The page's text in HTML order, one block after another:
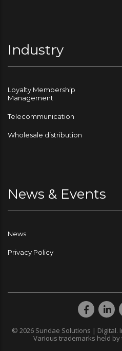
Industry
Loyalty Membership
Management
Telecommunication
Wholesale distribution
News & Events
News
Privacy Policy
© 2026 Sundae Solutions | Digital.
Various trademarks held